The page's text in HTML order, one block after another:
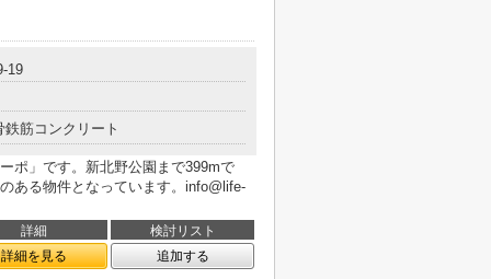
19
鉄筋コンクリート
ポ」です。新北野公園まで399mで
ある物件となっています。info@life-
詳細
検討リスト
詳細を見る
追加する